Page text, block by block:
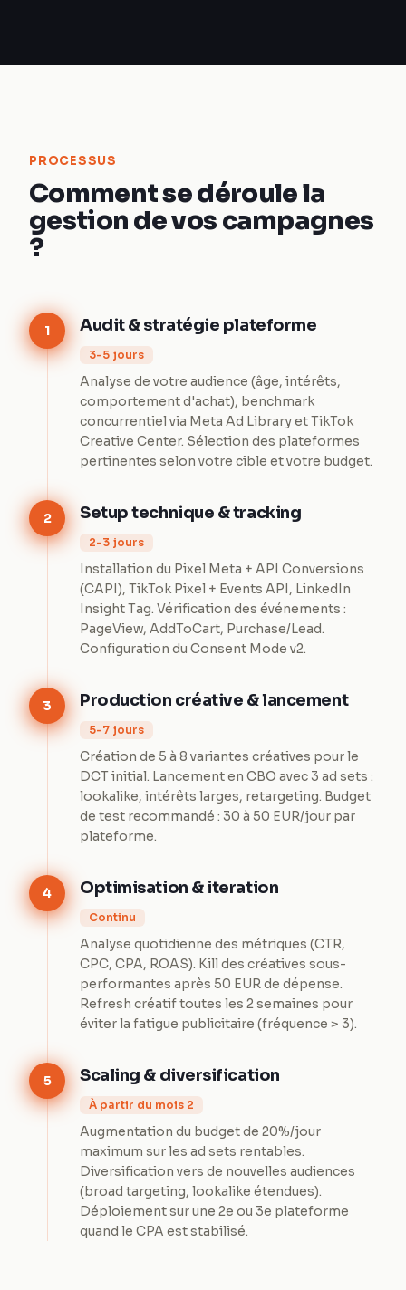
PROCESSUS
Comment se déroule la
gestion de vos campagnes
?
1 Audit & stratégie plateforme
3-5 jours
Analyse de votre audience (âge, intérêts,
comportement d'achat), benchmark
concurrentiel via Meta Ad Library et TikTok
Creative Center. Sélection des plateformes
pertinentes selon votre cible et votre budget.
2 Setup technique & tracking
2-3 jours
Installation du Pixel Meta + API Conversions
(CAPI), TikTok Pixel + Events API, LinkedIn
Insight Tag. Vérification des événements :
PageView, AddToCart, Purchase/Lead.
Configuration du Consent Mode v2.
3 Production créative & lancement
5-7 jours
Création de 5 à 8 variantes créatives pour le
DCT initial. Lancement en CBO avec 3 ad sets :
lookalike, intérêts larges, retargeting. Budget
de test recommandé : 30 à 50 EUR/jour par
plateforme.
4 Optimisation & iteration
Continu
Analyse quotidienne des métriques (CTR,
CPC, CPA, ROAS). Kill des créatives sous-
performantes après 50 EUR de dépense.
Refresh créatif toutes les 2 semaines pour
éviter la fatigue publicitaire (fréquence > 3).
5 Scaling & diversification
À partir du mois 2
Augmentation du budget de 20%/jour
maximum sur les ad sets rentables.
Diversification vers de nouvelles audiences
(broad targeting, lookalike étendues).
Déploiement sur une 2e ou 3e plateforme
quand le CPA est stabilisé.